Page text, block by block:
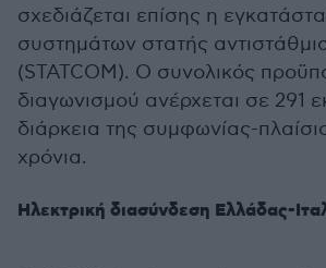
σχεδιάζεται επίσης η
συστημάτων στατής
(STATCOM). Ο συνολικός
διαγωνισμού ανέρχεται σε 291
διάρκεια της συμφωνίας-
χρόνια.
Ηλεκτρική διασύνδεση Ελλάδας-